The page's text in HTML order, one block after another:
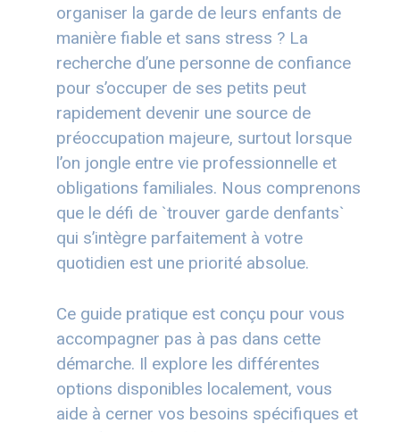
organiser la garde de leurs enfants de
manière fiable et sans stress ? La
recherche d’une personne de confiance
pour s’occuper de ses petits peut
rapidement devenir une source de
préoccupation majeure, surtout lorsque
l’on jongle entre vie professionnelle et
obligations familiales. Nous comprenons
que le défi de `trouver garde denfants`
qui s’intègre parfaitement à votre
quotidien est une priorité absolue.
Ce guide pratique est conçu pour vous
accompagner pas à pas dans cette
démarche. Il explore les différentes
options disponibles localement, vous
aide à cerner vos besoins spécifiques et